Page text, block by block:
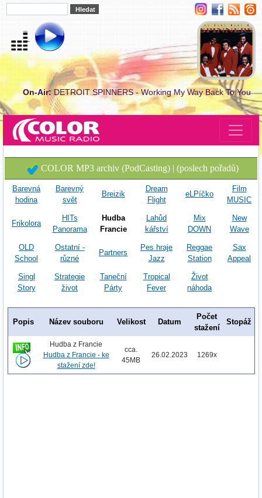
On-Air:DETROIT SPINNERS - Working My Way Back To You
COLOR MP3 archiv (PodCasting) | (poslech pořadů)
Barevná
hodina
Barevný
svět
Breizik
Dream
Flight
eLPíčko
Film
MUSIC
Frikolora
HITs
Panorama
Hudba
Francie
Lahůd
kářství
Mix
DOWN
New
Wave
OLD
School
Ostatní -
různé
Partners
Pes hraje
Jazz
Reggae
Station
Sax
Appeal
Singl
Story
Strategie
život
Taneční
Párty
Tropical
Fever
Život
náhoda
Popis Název souboru Velikost Datum
Počet
stažení
Stopáž
Hudba z Francie
Hudba z Francie - ke
stažení zde!
cca.
45MB
26.02.2023 1269x